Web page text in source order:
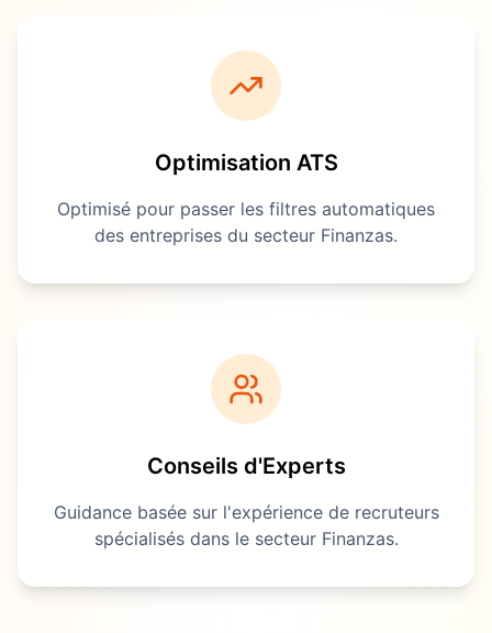
Optimisation ATS
Optimisé pour passer les filtres automatiques
des entreprises du secteur Finanzas.
Conseils d'Experts
Guidance basée sur l'expérience de recruteurs
spécialisés dans le secteur Finanzas.